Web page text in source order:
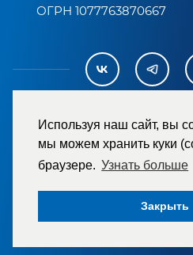
Используя наш сайт, вы
мы можем хранить куки
браузере. Узнать больше
Закрыть
ОГРН 1077763870667
2007-2026 © ООО «ТД
информация на сайте
возможности покупателю
приобретением и не является
437 ГК РФ). Внешний вид